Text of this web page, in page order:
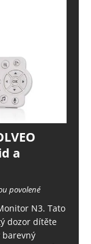
a
povolené
N3. Tato
dozor dítěte
barevný